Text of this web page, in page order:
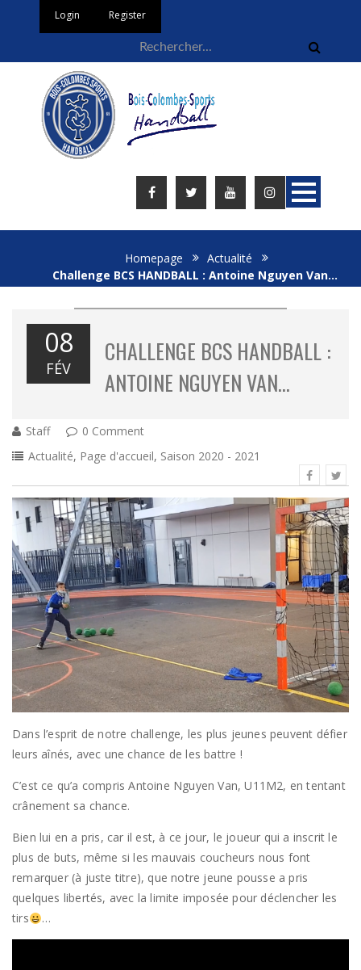
Login Register
Homepage
Actualité
Challenge BCS HANDBALL : Antoine Nguyen Van…
08
FÉV
CHALLENGE BCS HANDBALL :
ANTOINE NGUYEN VAN…
Staff
0 Comment
Actualité, Page d'accueil, Saison 2020 - 2021
Dans l’esprit de notre challenge, les plus jeunes peuvent défier
leurs aînés, avec une chance de les battre !
C’est ce qu’a compris Antoine Nguyen Van, U11M2, en tentant
crânement sa chance.
Bien lui en a pris, car il est, à ce jour, le joueur qui a inscrit le
plus de buts, même si les mauvais coucheurs nous font
remarquer (à juste titre), que notre jeune pousse a pris
quelques libertés, avec la limite imposée pour déclencher les
tirs
…